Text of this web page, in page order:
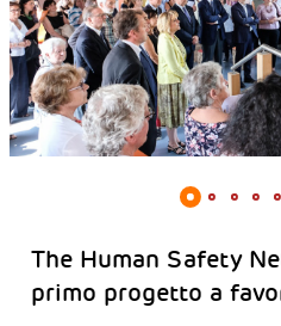
The Human Safety
primo progetto a